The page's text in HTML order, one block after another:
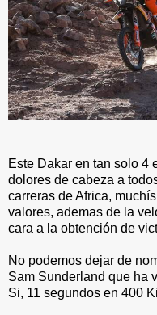
Este Dakar en tan solo 4
dolores de cabeza a
carreras de Africa,
valores, ademas de la
cara a la obtención de
No podemos dejar de
Sam Sunderland que ha
Si, 11 segundos en 400